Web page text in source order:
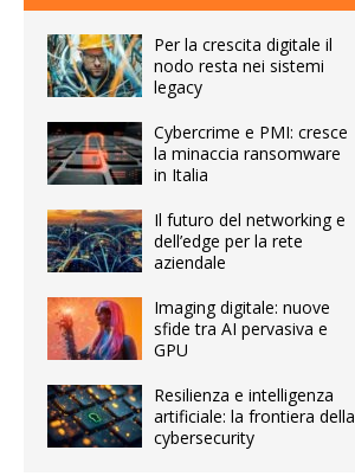
Per la crescita digitale il
nodo resta nei sistemi
legacy
Cybercrime e PMI: cresce
la minaccia ransomware
in Italia
Il futuro del networking e
dell’edge per la rete
aziendale
Imaging digitale: nuove
sfide tra AI pervasiva e
GPU
Resilienza e intelligenza
artificiale: la frontiera della
cybersecurity